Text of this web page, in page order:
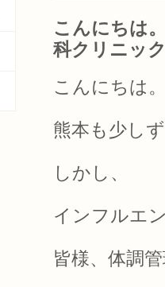
こんにちは
科クリニッ
こんにちは
熊本も少し
しかし、
インフルエ
皆様、体調